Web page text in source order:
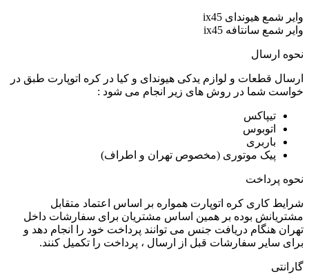
وایر شمع هیوندای ix45
وایر شمع سانتافه ix45
نحوه ارسال
ارسال قطعات و لوازم یدکی هیوندای و کیا در کره اتوپارت طبق در
خواست شما در روش های زیر انجام می شود :
تیپاکس
اتوبوس
باربری
پیک موتوری (مخصوص تهران و اطراف)
نحوه پرداخت
شرایط کاری کره اتوپارت همواره بر اساس اعتماد متقابل
مشتریانش بوده بر همین اساس مشتریان برای سفارشات داخل
تهران هنگام دریافت جنس می توانند پرداخت خود را انجام دهد و
برای سایر سفارشات قبل از ارسال ، پرداخت را تکمیل کنند.
گارانتی